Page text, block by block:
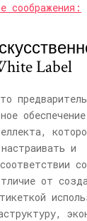
соображения:
Label
и
от